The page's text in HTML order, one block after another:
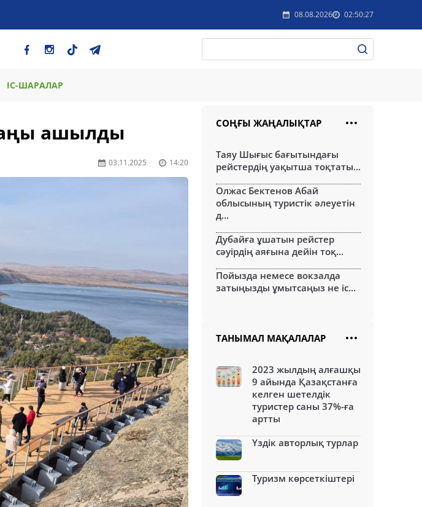
08.08.2026 02:50:27
ІС-ШАРАЛАР
ашылды
03.11.2025 14:20
СОҢҒЫ ЖАҢАЛЫҚТАР
Таяу Шығыс бағытындағы
рейстердің уақытша тоқтаты...
Олжас Бектенов Абай
облысының туристік әлеуетін
д...
Дубайға ұшатын рейстер
сәуірдің аяғына дейін тоқ...
Пойызда немесе вокзалда
затыңызды ұмытсаңыз не іс...
ТАНЫМАЛ МАҚАЛАЛАР
2023 жылдың алғашқы
9 айында Қазақстанға
келген шетелдік
туристер саны 37%-ға
артты
Үздік авторлық турлар
Туризм көрсеткіштері